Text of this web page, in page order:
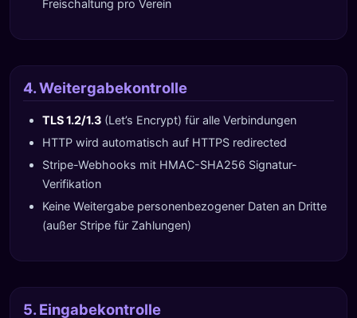
Freischaltung pro Verein
4. Weitergabekontrolle
TLS 1.2/1.3 (Let’s Encrypt) für alle Verbindungen
HTTP wird automatisch auf HTTPS redirected
Stripe-Webhooks mit HMAC-SHA256 Signatur-
Verifikation
Keine Weitergabe personenbezogener Daten an Dritte
(außer Stripe für Zahlungen)
5. Eingabekontrolle